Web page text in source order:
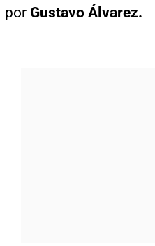
por Gustavo Álvarez.